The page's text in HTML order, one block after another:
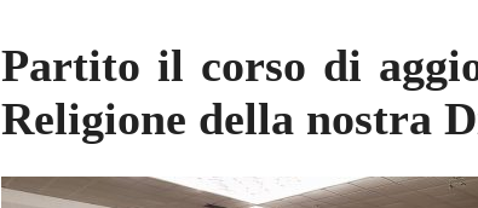
Partito il corso di
Religione della nostra